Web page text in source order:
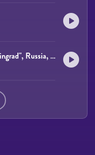
Accept (Live Concert "Stalingrad", Russia, Ekaterinburg, 25.04.2012)